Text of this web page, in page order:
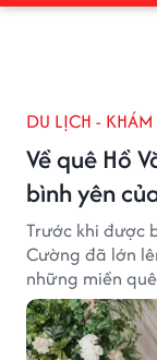
DU LỊCH -
Về quê Hồ
bình yên
Trước khi được
Cường đã lớn
những miền
khách bằng
sống chậm đầy